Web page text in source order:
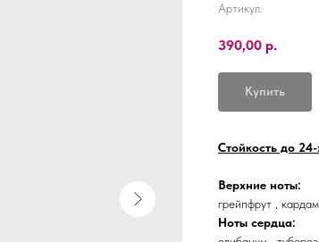
Артикул:
390,00 р.
Купить
Стойкость до
Верхние ноты:
грейпфрут ,
Ноты сердца: